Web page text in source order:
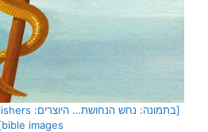
bible images]